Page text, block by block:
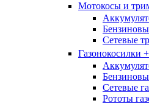
Мотокосы и
Сетевые
Газонокосилки +
Сетевые
Рототы